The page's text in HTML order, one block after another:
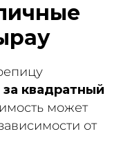
квадратный
может
от